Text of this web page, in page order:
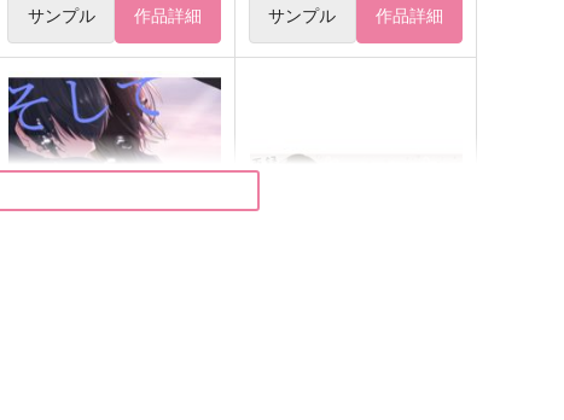
サンプル 作品詳細 サンプル 作品詳細